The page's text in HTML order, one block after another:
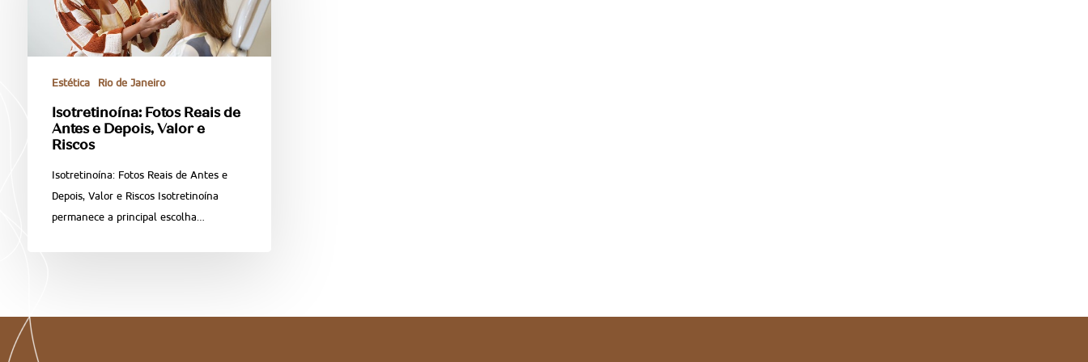
Estética Rio de Janeiro
Isotretinoína: Fotos Reais de
Antes e Depois, Valor e
Riscos
Isotretinoína: Fotos Reais de Antes e
Depois, Valor e Riscos Isotretinoína
permanece a principal escolha…